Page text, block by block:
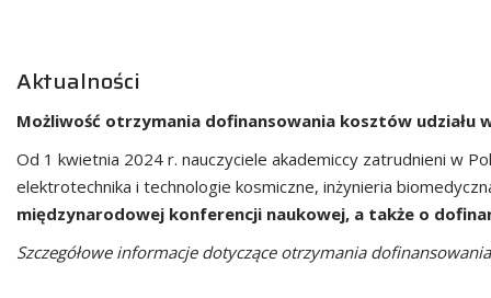
Aktualności
Możliwość otrzymania dofinansowania kosztów udziału
Od 1 kwietnia 2024 r. nauczyciele akademiccy zatrudnieni w
elektrotechnika i technologie kosmiczne, inżynieria
międzynarodowej konferencji naukowej, a także o
Szczegółowe informacje dotyczące otrzymania